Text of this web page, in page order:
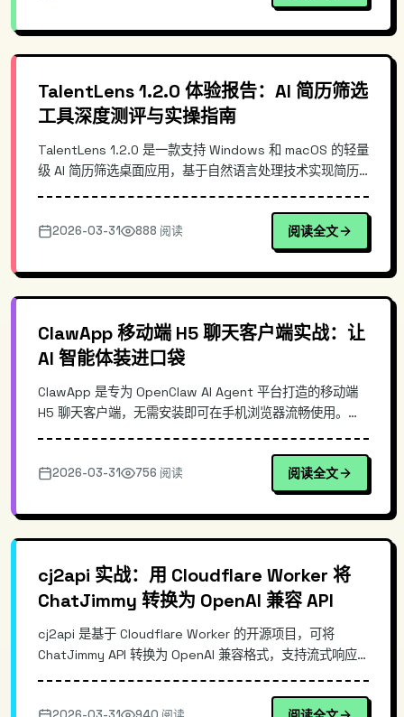
TalentLens 1.2.0 体验报告：AI 简历筛选
工具深度测评与实操指南
TalentLens 1.2.0 是一款支持 Windows 和 macOS 的轻量
级 AI 简历筛选桌面应用，基于自然语言处理技术实现简历
心功能，对比传统筛选效率提升效果，为招聘量大的 HR 团
队提供实用选型参考。
2026-03-31 888 阅读 阅读全文
ClawApp 移动端 H5 聊天客户端实战：让
AI 智能体装进口袋
ClawApp 是专为 OpenClaw AI Agent 平台打造的移动端
H5 聊天客户端，无需安装即可在手机浏览器流畅使用。本
生 APP 的核心优势，并提供详细部署指南，帮助开发者快
速集成到现有 AI Agent 工作流中。
2026-03-31 756 阅读 阅读全文
cj2api 实战：用 Cloudflare Worker 将
ChatJimmy 转换为 OpenAI 兼容 API
cj2api 是基于 Cloudflare Worker 的开源项目，可将
ChatJimmy API 转换为 OpenAI 兼容格式，支持流式响应
成本部署，无需维护服务器，即可在任何 OpenAI 兼容客户